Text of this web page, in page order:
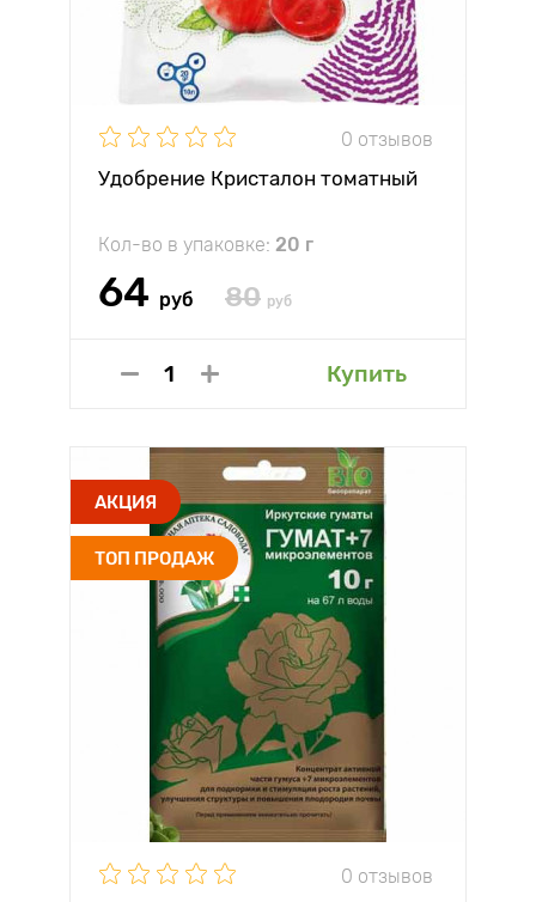
0 отзывов
Удобрение Кристалон томатный
Кол-во в упаковке: 20 г
64 руб 80 руб
Купить
АКЦИЯ
ТОП ПРОДАЖ
0 отзывов